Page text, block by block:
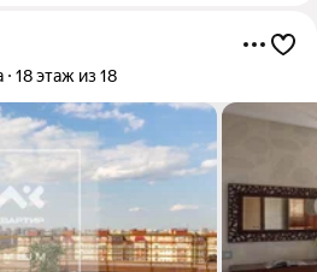
18 этаж из 18